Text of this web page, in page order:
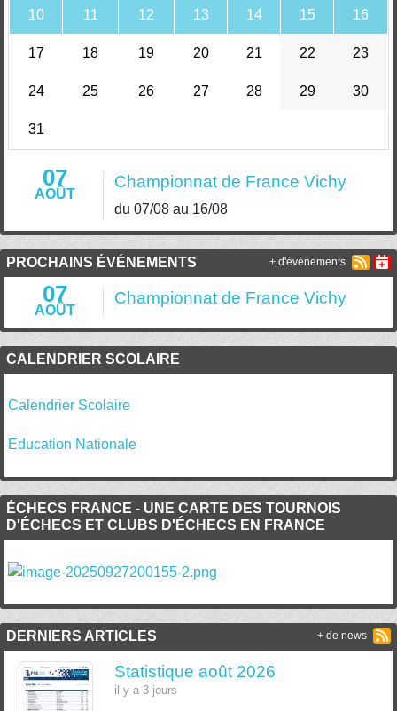
10 11 12 13 14 15 16
17 18 19 20 21 22 23
24 25 26 27 28 29 30
31
07
AOÛT
Championnat de France Vichy
du 07/08 au 16/08
PROCHAINS ÉVÉNEMENTS
07
AOÛT
Championnat de France Vichy
+ d'évènements
CALENDRIER SCOLAIRE
Calendrier Scolaire
Education Nationale
ÉCHECS FRANCE - UNE CARTE DES TOURNOIS
D'ÉCHECS ET CLUBS D'ÉCHECS EN FRANCE
DERNIERS ARTICLES
Statistique août 2026
il y a 3 jours
+ de news